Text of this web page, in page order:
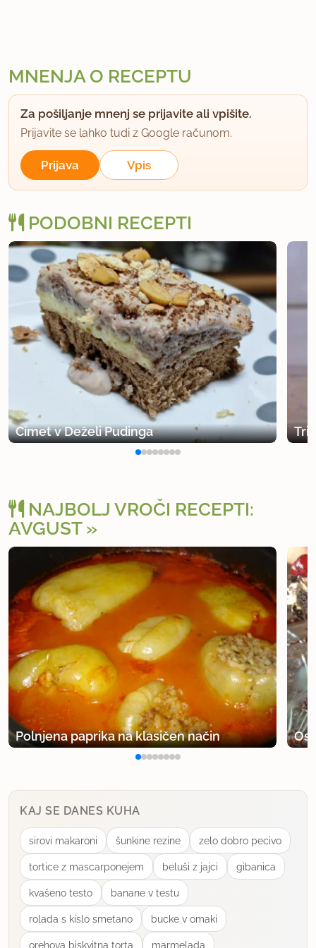
MNENJA O RECEPTU
Za pošiljanje mnenj se prijavite ali vpišite.
Prijavite se lahko tudi z Google računom.
Prijava Vpis
PODOBNI RECEPTI
Cimet v Deželi Pudinga
NAJBOLJ VROČI RECEPTI:
AVGUST
Polnjena paprika na klasičen način
KAJ SE DANES KUHA
sirovi makaroni šunkine rezine zelo dobro pecivo
tortice z mascarponejem beluši z jajci gibanica
kvašeno testo banane v testu
rolada s kislo smetano bucke v omaki
orehova biskvitna torta marmelada